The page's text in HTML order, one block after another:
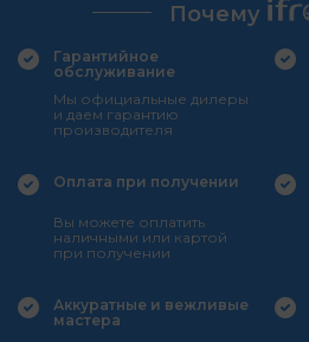
Почему
Гарантийное
обслуживание
Мы официальные дилеры
и даем гарантию
производителя
Оплата при получении
Вы можете оплатить
наличными или картой
при получении
Аккуратные и вежливые
мастера